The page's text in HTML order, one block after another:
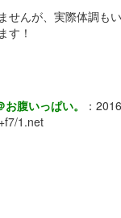
せんが、実際体調も
す！
腹いっぱい。 ：
1.net